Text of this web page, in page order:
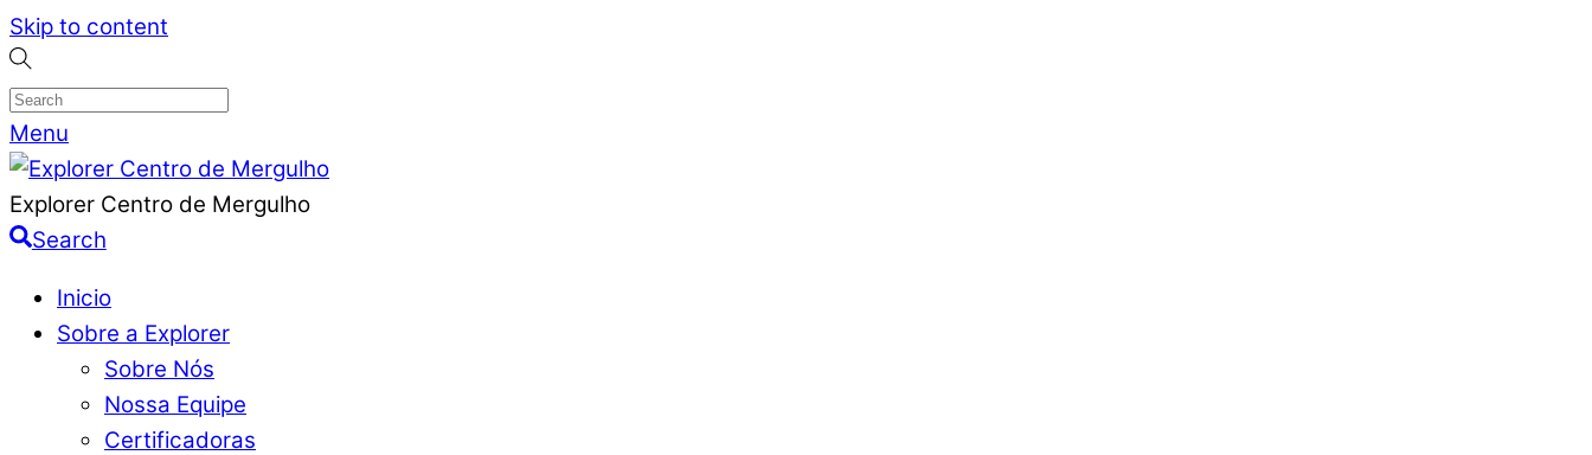
Skip to content
Menu
Explorer Centro de Mergulho
Search
Inicio
Sobre a Explorer
Sobre Nós
Nossa Equipe
Certificadoras